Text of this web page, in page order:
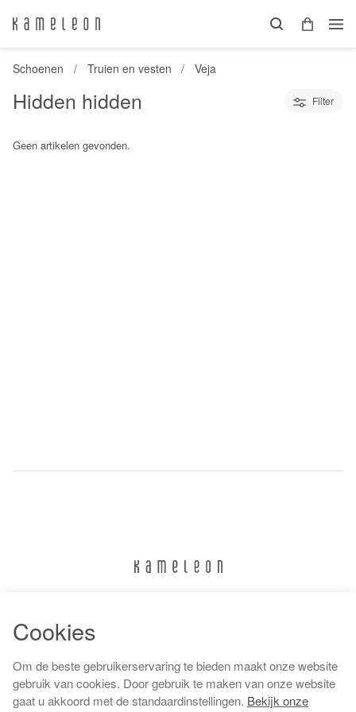
Schoenen Truien en vesten Veja
Hidden hidden Filter
Geen artikelen gevonden.
Algemene voorwaarden
Cookies
Om de beste gebruikerservaring te bieden maakt onze website
gebruik van cookies. Door gebruik te maken van onze website
gaat u akkoord met de standaardinstellingen. Bekijk onze